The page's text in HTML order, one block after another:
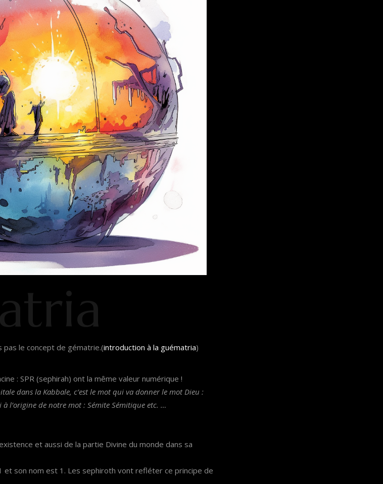
pas le concept de gématrie.(introduction à la guématria)
: SPR (sephirah) ont la même valeur numérique !
dans la Kabbale, c’est le mot qui va donner le mot Dieu :
l’origine de notre mot : Sémite Sémitique etc. …
et aussi de la partie Divine du monde dans sa
et son nom est 1. Les sephiroth vont refléter ce principe de